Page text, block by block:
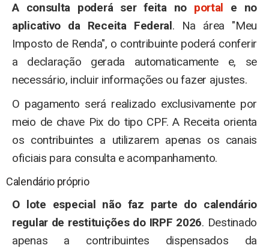
A consulta poderá ser feita no portal e no
aplicativo da Receita Federal. Na área "Meu
Imposto de Renda", o contribuinte poderá conferir
a declaração gerada automaticamente e, se
necessário, incluir informações ou fazer ajustes.
O pagamento será realizado exclusivamente por
meio de chave Pix do tipo CPF. A Receita orienta
os contribuintes a utilizarem apenas os canais
oficiais para consulta e acompanhamento.
Calendário próprio
O lote especial não faz parte do calendário
regular de restituições do IRPF 2026. Destinado
apenas a contribuintes dispensados da